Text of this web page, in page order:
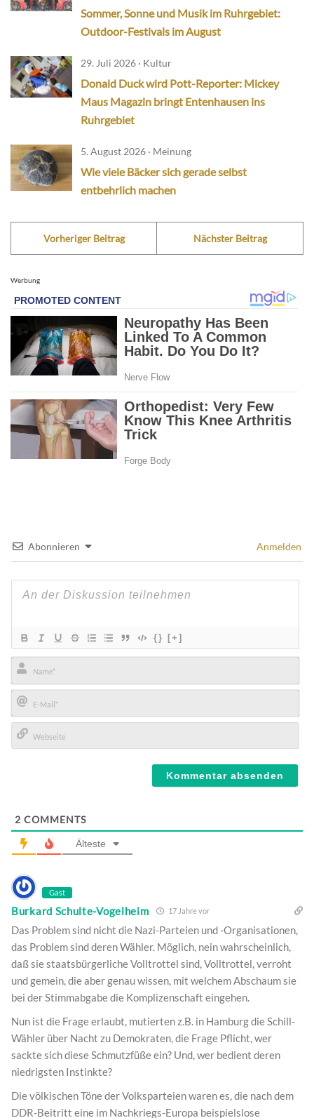
Sommer, Sonne und Musik im Ruhrgebiet:
Outdoor-Festivals im August
29. Juli 2026 · Kultur
Donald Duck wird Pott-Reporter: Mickey
Maus Magazin bringt Entenhausen ins
Ruhrgebiet
5. August 2026 · Meinung
Wie viele Bäcker sich gerade selbst
entbehrlich machen
Vorheriger Beitrag Nächster Beitrag
Werbung
Abonnieren Anmelden
{} [+]
Name*
E-
Mail*
2 COMMENTS
Älteste
Gast
Burkard Schulte-Vogelheim 17 Jahre vor
Das Problem sind nicht die Nazi-Parteien und -Organisationen,
das Problem sind deren Wähler. Möglich, nein wahrscheinlich,
daß sie staatsbürgerliche Volltrottel sind, Volltrottel, verroht
und gemein, die aber genau wissen, mit welchem Abschaum sie
bei der Stimmabgabe die Komplizenschaft eingehen.
Nun ist die Frage erlaubt, mutierten z.B. in Hamburg die Schill-
Wähler über Nacht zu Demokraten, die Frage Pflicht, wer
sackte sich diese Schmutzfüße ein? Und, wer bedient deren
niedrigsten Instinkte?
Die völkischen Töne der Volksparteien waren es, die nach dem
DDR-Beitritt eine im Nachkriegs-Europa beispielslose